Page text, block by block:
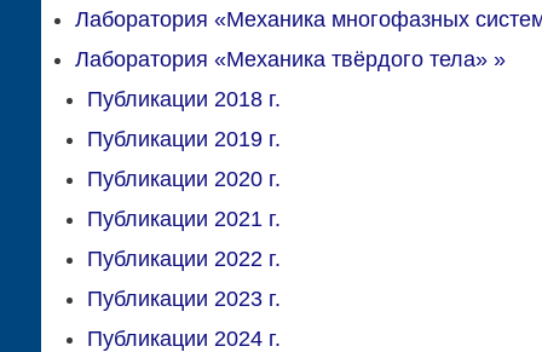
Лаборатория «Механика многофазных
Лаборатория «Механика твёрдого тела»»
Публикации 2018 г.
Публикации 2019 г.
Публикации 2020 г.
Публикации 2021 г.
Публикации 2022 г.
Публикации 2023 г.
Публикации 2024 г.